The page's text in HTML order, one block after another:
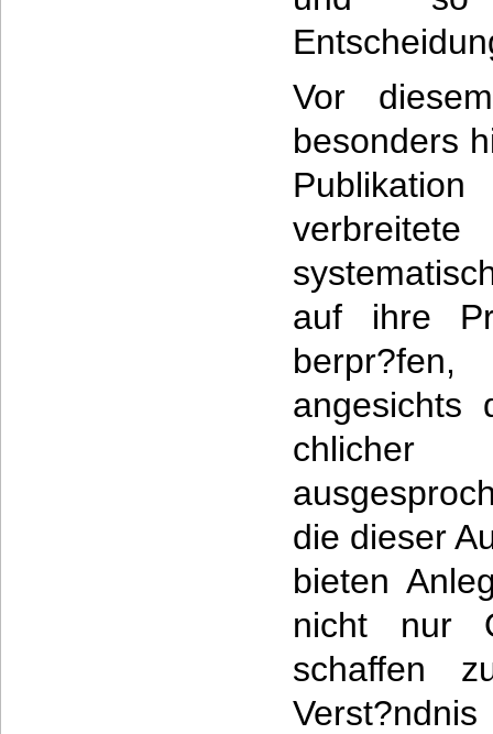
Vor
besonders
auf ihre
angesichts
die dieser
bieten
nicht nur
schaffen